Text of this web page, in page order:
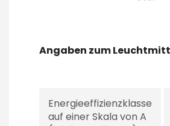
Angaben zum
Energieeffizienzklasse
auf einer Skala von A